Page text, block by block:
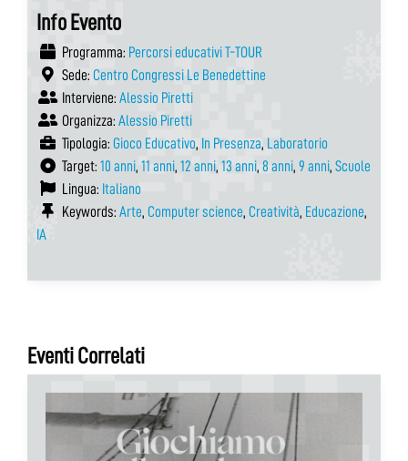
Info Evento
Programma: Percorsi educativi T-TOUR
Sede: Centro Congressi Le Benedettine
Interviene: Alessio Piretti
Organizza: Alessio Piretti
Tipologia: Gioco Educativo, In Presenza, Laboratorio
Target: 10 anni, 11 anni, 12 anni, 13 anni, 8 anni, 9 anni, Scuole
Lingua: Italiano
Keywords: Arte, Computer science, Creatività, Educazione,
IA
Eventi Correlati